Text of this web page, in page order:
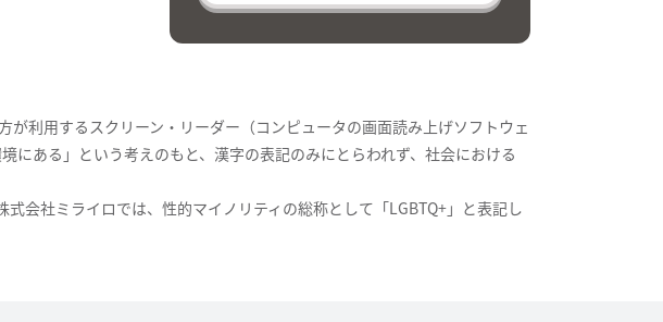
利用するスクリーン・リーダー（コンピュータの画面読み上げソフトウェ
ある」という考えのもと、漢字の表記のみにとらわれず、社会における
会社ミライロでは、性的マイノリティの総称として「LGBTQ+」と表記し